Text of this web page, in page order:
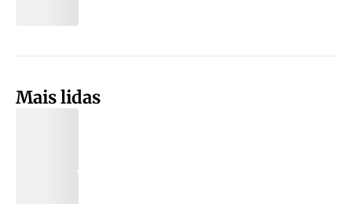
Mais lidas